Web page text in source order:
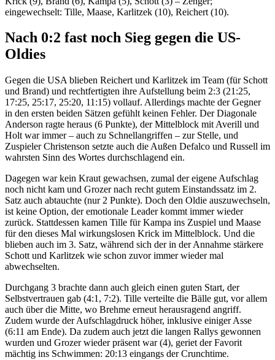
eingewechselt: Tille, Maase, Karlitzek (10), Reichert (10).
Nach 0:2 fast noch Sieg gegen die US-
Oldies
Gegen die USA blieben Reichert und Karlitzek im Team (für Schott
und Brand) und rechtfertigten ihre Aufstellung beim 2:3 (21:25,
17:25, 25:17, 25:20, 11:15) vollauf. Allerdings machte der Gegner
in den ersten beiden Sätzen gefühlt keinen Fehler. Der Diagonale
Anderson ragte heraus (6 Punkte), der Mittelblock mit Averill und
Holt war immer – auch zu Schnellangriffen – zur Stelle, und
Zuspieler Christenson setzte auch die Außen Defalco und Russell im
wahrsten Sinn des Wortes durchschlagend ein.
Dagegen war kein Kraut gewachsen, zumal der eigene Aufschlag
noch nicht kam und Grozer nach recht gutem Einstandssatz im 2.
Satz auch abtauchte (nur 2 Punkte). Doch den Oldie auszuwechseln,
ist keine Option, der emotionale Leader kommt immer wieder
zurück. Stattdessen kamen Tille für Kampa ins Zuspiel und Maase
für den dieses Mal wirkungslosen Krick im Mittelblock. Und die
blieben auch im 3. Satz, während sich der in der Annahme stärkere
Schott und Karlitzek wie schon zuvor immer wieder mal
abwechselten.
Durchgang 3 brachte dann auch gleich einen guten Start, der
Selbstvertrauen gab (4:1, 7:2). Tille verteilte die Bälle gut, vor allem
auch über die Mitte, wo Brehme erneut herausragend angriff.
Zudem wurde der Aufschlagdruck höher, inklusive einiger Asse
(6:11 am Ende). Da zudem auch jetzt die langen Rallys gewonnen
wurden und Grozer wieder präsent war (4), geriet der Favorit
mächtig ins Schwimmen: 20:13 eingangs der Crunchtime.